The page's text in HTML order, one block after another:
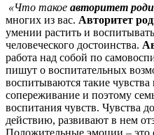
«Что такое авторитет
многих из вас. Авторитет
умении растить и
человеческого достоинства.
работа над собой по
пишут о воспитательных
воспитываются такие чувства
сопереживание и поэтому
воспитания чувств. Чувства
действию, развивают в нем
Положительные эмоции – это